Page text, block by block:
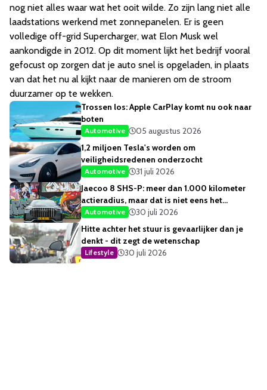
nog niet alles waar wat het ooit wilde. Zo zijn lang niet alle
laadstations werkend met zonnepanelen. Er is geen
volledige off-grid Supercharger, wat Elon Musk wel
aankondigde in 2012. Op dit moment lijkt het bedrijf vooral
gefocust op zorgen dat je auto snel is opgeladen, in plaats
van dat het nu al kijkt naar de manieren om de stroom
duurzamer op te wekken.
Trossen los: Apple CarPlay komt nu ook naar
boten
Automotive
05 augustus 2026
1,2 miljoen Tesla's worden om
veiligheidsredenen onderzocht
Automotive
31 juli 2026
Jaecoo 8 SHS-P: meer dan 1.000 kilometer
actieradius, maar dat is niet eens het
opvallendste
Automotive
30 juli 2026
Hitte achter het stuur is gevaarlijker dan je
denkt - dit zegt de wetenschap
Lifestyle 30 juli 2026